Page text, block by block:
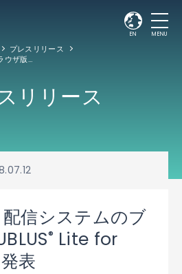
EN MENU
プレスリリース
電子テキスト配信システムのブラウザ版「PUBLUS
リリース
信システムのブ
® Lite for
表